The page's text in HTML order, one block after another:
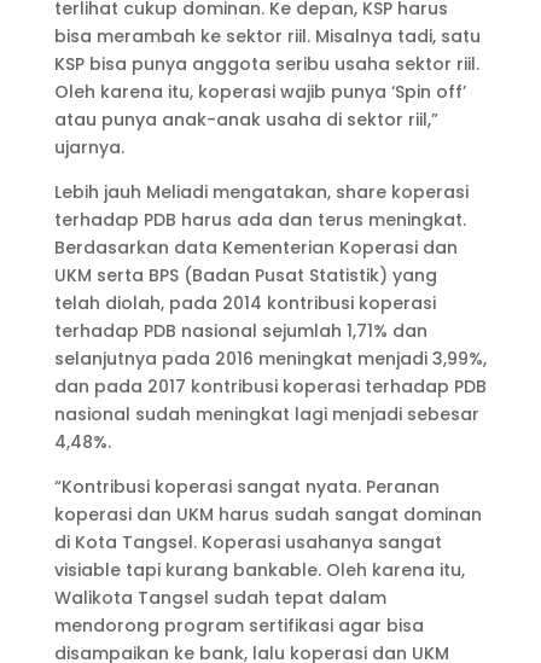
terlihat cukup dominan. Ke depan, KSP harus
bisa merambah ke sektor riil. Misalnya tadi, satu
KSP bisa punya anggota seribu usaha sektor riil.
Oleh karena itu, koperasi wajib punya ‘Spin off’
atau punya anak-anak usaha di sektor riil,”
ujarnya.
Lebih jauh Meliadi mengatakan, share koperasi
terhadap PDB harus ada dan terus meningkat.
Berdasarkan data Kementerian Koperasi dan
UKM serta BPS (Badan Pusat Statistik) yang
telah diolah, pada 2014 kontribusi koperasi
terhadap PDB nasional sejumlah 1,71% dan
selanjutnya pada 2016 meningkat menjadi 3,99%,
dan pada 2017 kontribusi koperasi terhadap PDB
nasional sudah meningkat lagi menjadi sebesar
4,48%.
“Kontribusi koperasi sangat nyata. Peranan
koperasi dan UKM harus sudah sangat dominan
di Kota Tangsel. Koperasi usahanya sangat
visiable tapi kurang bankable. Oleh karena itu,
Walikota Tangsel sudah tepat dalam
mendorong program sertifikasi agar bisa
disampaikan ke bank, lalu koperasi dan UKM